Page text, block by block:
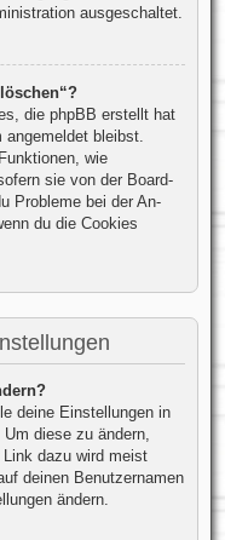
ausgeschaltet.
die phpBB erstellt hat
bleibst.
wie
sie von der Board-
Probleme bei der An-
du die Cookies
deine Einstellungen in
diese zu ändern,
Link dazu wird meist
deinen Benutzernamen
ändern.